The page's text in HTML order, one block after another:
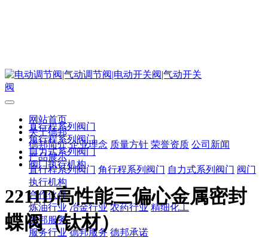
网站首页
关于德邦
德邦简介 企业理念 质量方针 荣誉资质 公司新闻
产品展示
直行程系列阀门 角行程系列阀门 自力式系列阀门 阀门
执行机构
合作伙伴
炼油行业 冶金行业 农药行业 精细化工
德邦服务
服务行业 德邦服务 德邦承诺
直行程系列阀门
角行程系列阀门
自力式系列阀门
阀门执行机构
2211D高性能三偏心金属密封
蝶阀（钛材）